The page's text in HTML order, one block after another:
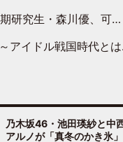
・森川優、可愛さもある大人の女性に
10回：さくら学院・武藤彩未×飯田らうら「正直、中3で辞めるというのを信じてなくて。そう言われてはいたけど、嘘でしょって」
乃木坂46・池田瑛紗と中
アルノが「真冬のかき氷」